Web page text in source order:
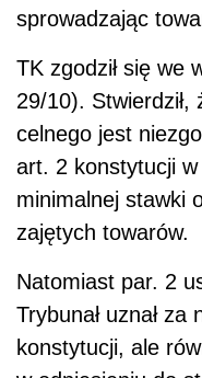
sprowadzając
TK zgodził się we
29/10).
celnego jest
art. 2 konstytucji
minimalnej stawki
zajętych towarów.
Natomiast par. 2
Trybunał uznał
konstytucji, ale